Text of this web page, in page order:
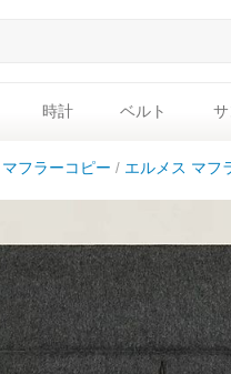
時計 ベルト
マフラーコピー エルメス マフ